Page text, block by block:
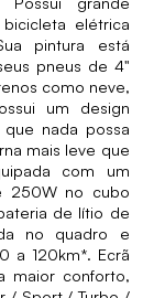
elétrica
pintura está
pneus de 4"
como neve,
um design
nada possa
mais leve que
com um
250W no cubo
de lítio de
no quadro e
a 120km*. Ecrã
maior conforto,